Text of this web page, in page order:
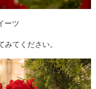
ーツ
みてください。